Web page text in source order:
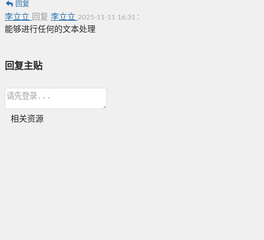
回复
李立立 回复 李立立 2025-11-11 16:31 :
能够进行任何的文本处理
回复主贴
相关资源